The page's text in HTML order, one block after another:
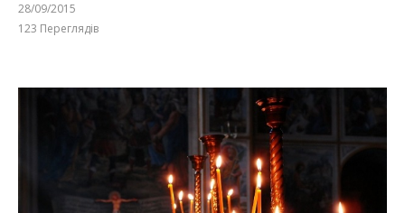
28/09/2015
123 Переглядів